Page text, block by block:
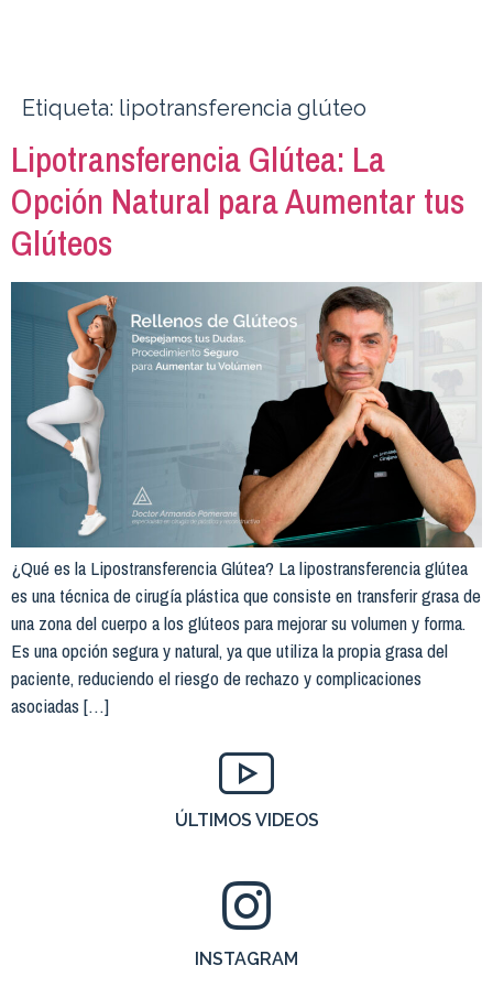
Etiqueta: lipotransferencia glúteo
Lipotransferencia Glútea: La
Opción Natural para Aumentar tus
Glúteos
¿Qué es la Lipostransferencia Glútea? La lipostransferencia glútea
es una técnica de cirugía plástica que consiste en transferir grasa de
una zona del cuerpo a los glúteos para mejorar su volumen y forma.
Es una opción segura y natural, ya que utiliza la propia grasa del
paciente, reduciendo el riesgo de rechazo y complicaciones
asociadas […]
ÚLTIMOS VIDEOS
INSTAGRAM